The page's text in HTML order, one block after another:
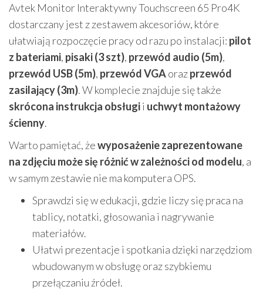
Avtek Monitor Interaktywny Touchscreen 65 Pro4K
dostarczany jest z zestawem akcesoriów, które
ułatwiają rozpoczęcie pracy od razu po instalacji: pilot
z bateriami, pisaki (3 szt), przewód audio (5m),
przewód USB (5m), przewód VGAorazprzewód
zasilający (3m). W komplecie znajduje się także
skrócona instrukcja obsługii uchwyt montażowy
ścienny.
Warto pamiętać, żewyposażenie zaprezentowane
na zdjęciu może się różnić w zależności od modelu, a
w samym zestawie nie ma komputera OPS.
Sprawdzi się w edukacji, gdzie liczy się praca na
tablicy, notatki, głosowania i nagrywanie
materiałów.
Ułatwi prezentacje i spotkania dzięki narzędziom
wbudowanym w obsługę oraz szybkiemu
przełączaniu źródeł.